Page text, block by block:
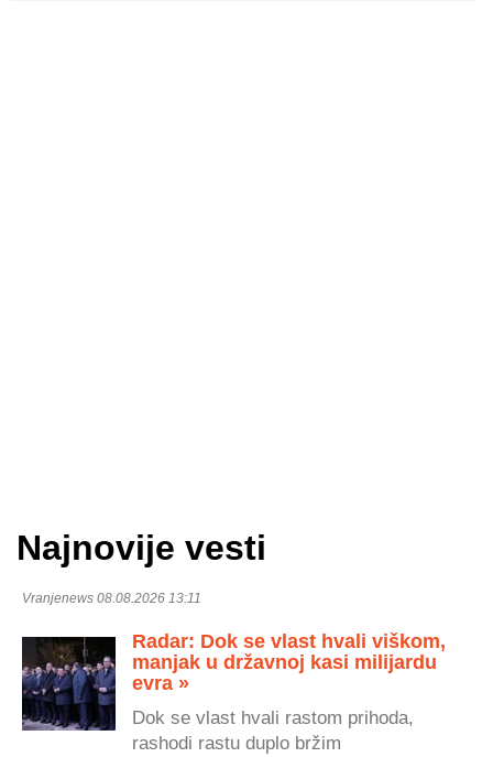
Najnovije vesti
Vranjenews 08.08.2026 13:11
Radar: Dok se vlast hvali viškom,
manjak u državnoj kasi milijardu
evra »
Dok se vlast hvali rastom prihoda,
rashodi rastu duplo bržim